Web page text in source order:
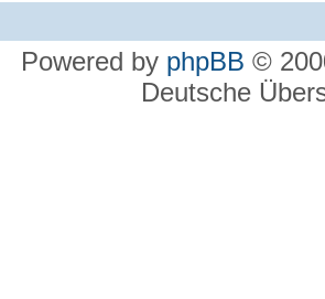
Powered by phpBB ©
Deutsche